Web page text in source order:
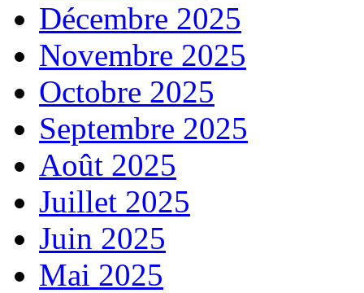
Décembre 2025
Novembre 2025
Octobre 2025
Septembre 2025
Août 2025
Juillet 2025
Juin 2025
Mai 2025